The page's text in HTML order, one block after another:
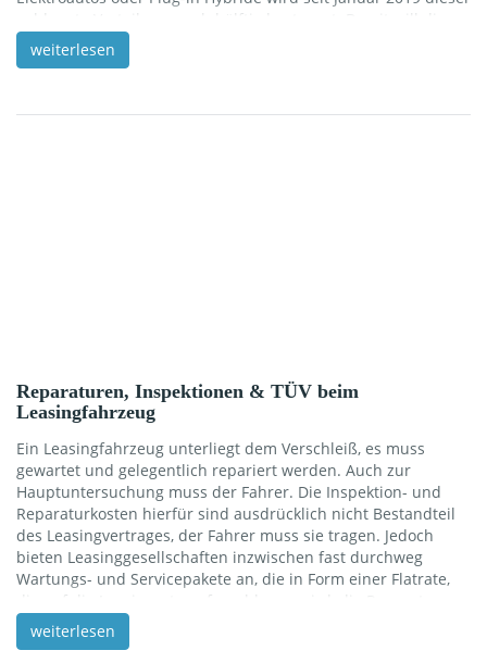
geldwerte Vorteil nur noch hälftig besteuert. Damit will die
Bundesregierung die Elektromobilität fördern. Die Ersparnis –
möglicherweise einige Hundert Euro pro Jahr – ließe sich
weiterlesen
Reparaturen, Inspektionen & TÜV beim
Leasingfahrzeug
Ein Leasingfahrzeug unterliegt dem Verschleiß, es muss
gewartet und gelegentlich repariert werden. Auch zur
Hauptuntersuchung muss der Fahrer. Die Inspektion- und
Reparaturkosten hierfür sind ausdrücklich nicht Bestandteil
des Leasingvertrages, der Fahrer muss sie tragen. Jedoch
bieten Leasinggesellschaften inzwischen fast durchweg
Wartungs- und Servicepakete an, die in Form einer Flatrate,
die auf die Leasingrate aufgeschlagen wird, die Reparatur-,
Wartungs- und HU-Kosten übernehmen. Zu beachten ist
dabei, dass nicht jede dieser Flatrates jede Leistung
weiterlesen